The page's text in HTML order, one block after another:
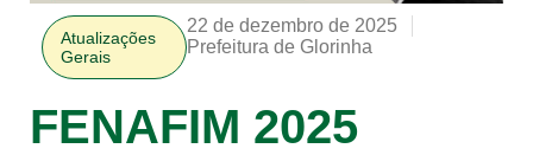
Atualizações
Gerais
22 de dezembro de 2025
Prefeitura de Glorinha
FENAFIM 2025